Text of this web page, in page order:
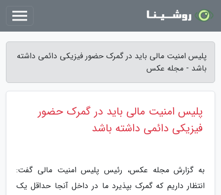
پلیس امنیت مالی باید در گمرک حضور فیزیکی دائمی داشته
باشد - مجله عکس
پلیس امنیت مالی باید در گمرک حضور
فیزیکی دائمی داشته باشد
به گزارش مجله عکس، رئیس پلیس امنیت مالی گفت:
انتظار داریم که گمرک بپذیرد ما در داخل آنجا حداقل یک